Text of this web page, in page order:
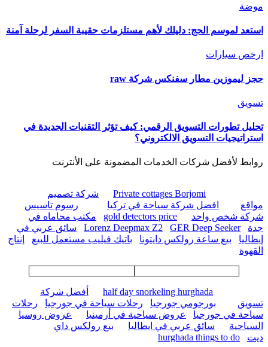
موضة
استعد لموسم الحج: دليلك لأهم مستلزمات حقيبة السفر لرحلة آمنة
ارخص سيارات
حجز ليموزين مطار سفنكس شركة raw
تسويق
تحليل تطورات التسويق الرقمي: كيف تؤثر التقنيات الجديدة في
استراتيجيات التسويق الالكتروني؟
روابط لأفضل شركات الخدمات المضمونة على الأنترنت
Private cottages Borjomi
شركة تصميم
مواقع
افضل شركة سياحة في تركيا
رسوم تاسيس
شركة شخص واحد
gold detectors price
مكتب محاماه في
جدة
Lorenz Deepmax Z2 GER Deep Seeker
سائق عربي في
إيطاليا
بيع ساعة رولكس دايتونا باتيك فيليب مستعمل للبيع
إنتاج
القهوة
half day snorkeling hurghada
أفضل شركة
تسويق
بورجومي جورجيا رحلات سياحة في جورجيا
رحلات
سياحة في جورجيا
عروض سياحية في أرمينيا
عروض روسيا
السياحية
سائق عربي في ايطاليا
بيع رولكس داي
ديت
hurghada things to do